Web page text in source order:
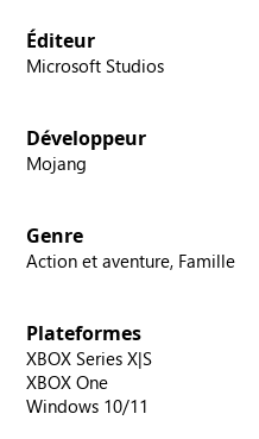
Éditeur
Microsoft Studios
Développeur
Mojang
Genre
Action et aventure, Famille
Plateformes
XBOX Series X|S
XBOX One
Windows 10/11